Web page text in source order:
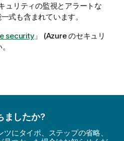
ュリティの監視とアラートな
式も含まれています。
security」 (Azure のセキュリ
ましたか?
にタイポ、ステップの省略、